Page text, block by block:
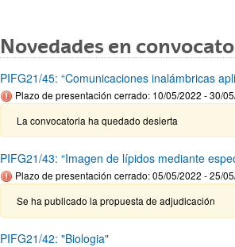
Novedades en
PIFG21/45: “Comunicaciones inalámbricas
Plazo de presentación cerrado: 10/05/2022 - 30/
La convocatoria ha quedado desierta
PIFG21/43: “Imagen de lípidos mediante
Plazo de presentación cerrado: 05/05/2022 - 25/
Se ha publicado la propuesta de adjudicación
PIFG21/42: "Biologia"